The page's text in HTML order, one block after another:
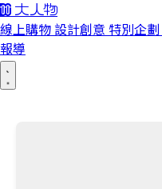
線上購物 設計創意 特別企劃
報導